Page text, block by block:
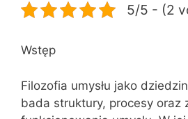
5/5 - (2
Wstęp
Filozofia umysłu jako
bada struktury, procesy oraz